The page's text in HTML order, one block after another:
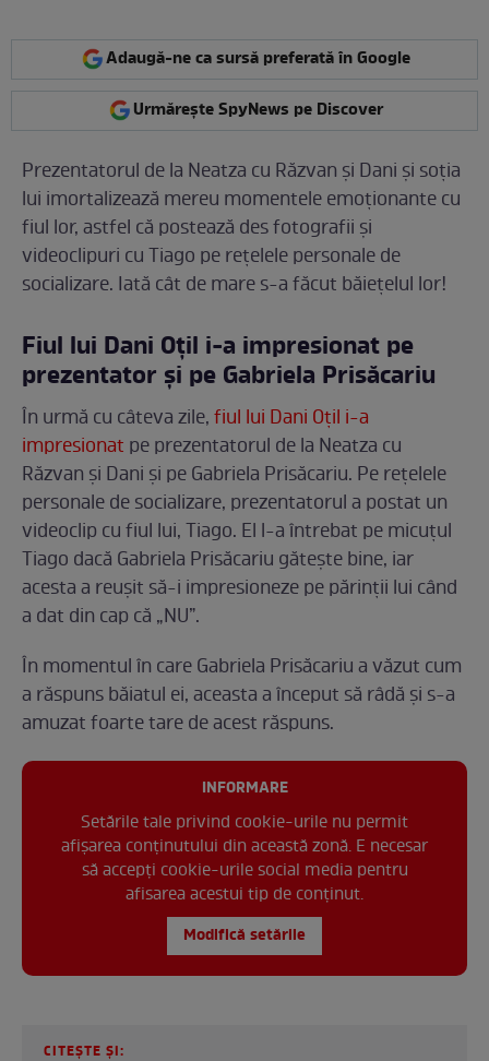
Adaugă-ne ca sursă preferată în Google
Urmărește SpyNews pe Discover
Prezentatorul de la Neatza cu Răzvan și Dani și soția
lui imortalizează mereu momentele emoționante cu
fiul lor, astfel că postează des fotografii și
videoclipuri cu Tiago pe rețelele personale de
socializare. Iată cât de mare s-a făcut băiețelul lor!
Fiul lui Dani Oțil i-a impresionat pe
prezentator și pe Gabriela Prisăcariu
În urmă cu câteva zile,fiul lui Dani Oțil i-a
impresionat pe prezentatorul de la Neatza cu
Răzvan și Dani și pe Gabriela Prisăcariu. Pe rețelele
personale de socializare, prezentatorul a postat un
videoclip cu fiul lui, Tiago. El l-a întrebat pe micuțul
Tiago dacă Gabriela Prisăcariu gătește bine, iar
acesta a reușit să-i impresioneze pe părinții lui când
a dat din cap că „NU”.
În momentul în care Gabriela Prisăcariu a văzut cum
a răspuns băiatul ei, aceasta a început să râdă și s-a
amuzat foarte tare de acest răspuns.
INFORMARE
Setările tale privind cookie-urile nu permit
afișarea conținutului din această zonă. E necesar
să accepți cookie-urile social media pentru
afisarea acestui tip de conținut.
Modifică setările
CITEȘTE ȘI: